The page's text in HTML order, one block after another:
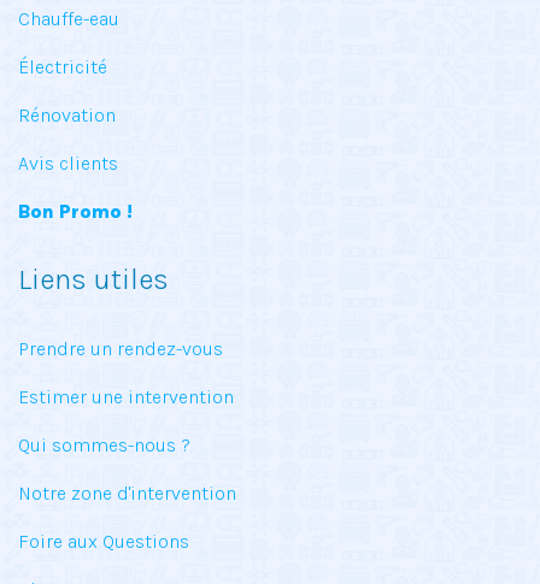
Chauffe-eau
Électricité
Rénovation
Avis clients
Bon Promo !
Liens utiles
Prendre un rendez-vous
Estimer une intervention
Qui sommes-nous ?
Notre zone d'intervention
Foire aux Questions